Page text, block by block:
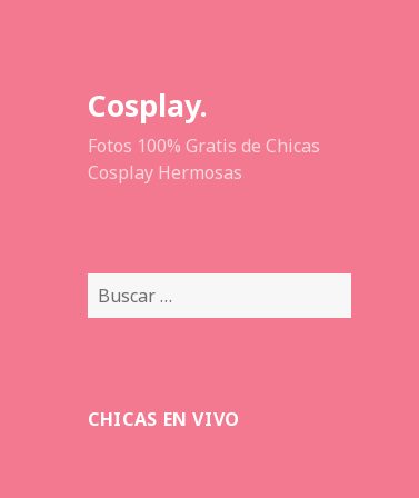
Cosplay.
Fotos 100% Gratis de Chicas
Cosplay Hermosas
Buscar:
CHICAS EN VIVO